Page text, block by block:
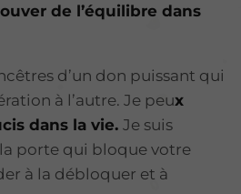
de l’équilibre dans
d’un don puissant qui
à l’autre. Je peux
dans la vie. Je suis
porte qui bloque votre
à la débloquer et à